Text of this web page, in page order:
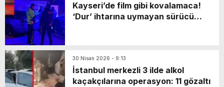
Kayseri’de film gibi kovalamaca!
‘Dur’ ihtarına uymayan sürücü
30 Nisan 2026 - 9:13
İstanbul merkezli 3 ilde alkol
kaçakçılarına operasyon: 11 gözaltı